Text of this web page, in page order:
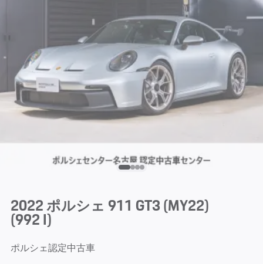
2022 ポルシェ 911 GT3 (MY22)
(992 I)
ポルシェ認定中古車